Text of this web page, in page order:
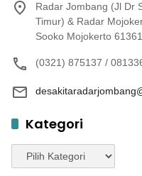
Radar Jombang (Jl Dr
Timur) & Radar
Sooko Mojokerto
(0321) 875137 /
Kategori
Kategori